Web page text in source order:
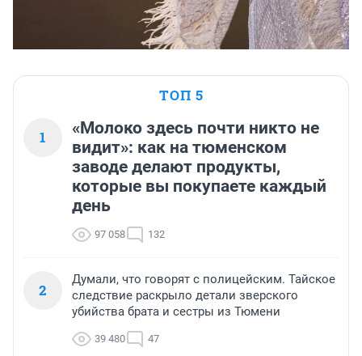
ТОП 5
1
«Молоко здесь почти никто не
видит»: как на тюменском
заводе делают продукты,
которые вы покупаете каждый
день
97 058 132
2
Думали, что говорят с полицейским. Тайское
следствие раскрыло детали зверского
убийства брата и сестры из Тюмени
39 480 47